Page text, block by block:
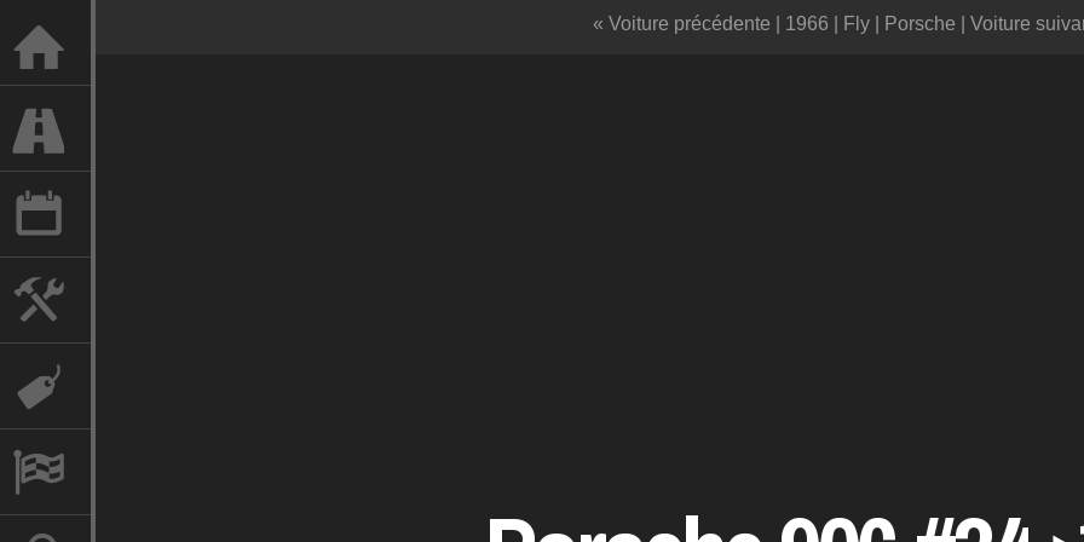
« Voiture précédente 1966 Fly| Porsche Voiture